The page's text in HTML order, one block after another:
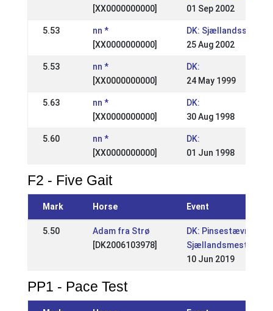
[XX0000000000]
01 Sep 2002
5.53
nn *
[XX0000000000]
DK: Sjællandsstævne
25 Aug 2002
5.53
nn *
[XX0000000000]
DK:
24 May 1999
5.63
nn *
[XX0000000000]
DK:
30 Aug 1998
5.60
nn *
[XX0000000000]
DK:
01 Jun 1998
F2 - Five Gait
Mark Horse Event
5.50
Adam fra Strø
[DK2006103978]
DK: Pinsestævne /
10 Jun 2019
PP1 - Pace Test